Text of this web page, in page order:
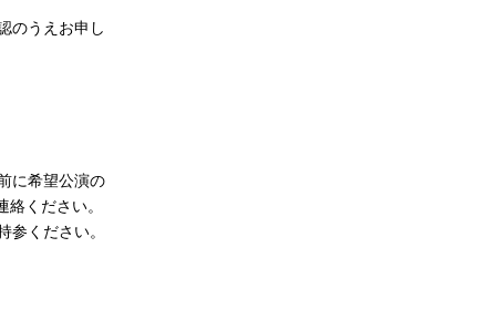
のうえお申し
に希望公演の
ください。
ください。